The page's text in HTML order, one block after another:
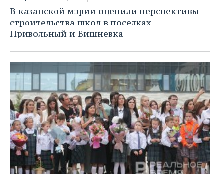
В казанской мэрии оценили перспективы
строительства школ в поселках
Привольный и Вишневка